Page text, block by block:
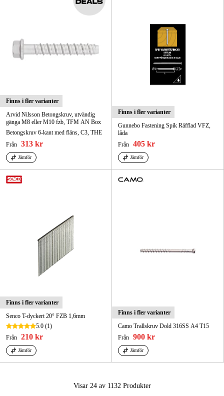
Finns i fler varianter
Arvid Nilsson Betongskruv, utvändig
gänga M8 eller M10 fzb, TFM AN Box
Betongskruv 6-kant med fläns, C3, THE
Från 313 kr
Jämför
Finns i fler varianter
Gunnebo Fastening Spik Räfflad VFZ,
låda
Från 405 kr
Jämför
Finns i fler varianter
Senco T-dyckert 20° FZB 1,6mm
5.0 (1)
Från 210 kr
Jämför
Finns i fler varianter
Camo Trallskruv Dold 316SS A4 T15
Från 900 kr
Jämför
Visar 24 av 1132 Produkter